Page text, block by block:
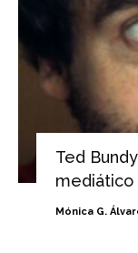
Ted
mediático
Mónica G.